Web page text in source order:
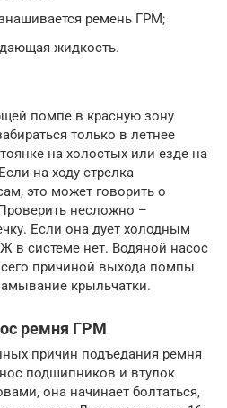
ремень ГРМ;
жидкость.
помпе в красную зону
только в летнее
на холостых или езде на
на ходу стрелка
это может говорить о
несложно –
Если она дует холодным
в системе нет. Водяной насос
причиной выхода помпы
крыльчатки.
ремня ГРМ
причин подъедания ремня
подшипников и втулок
она начинает болтаться,